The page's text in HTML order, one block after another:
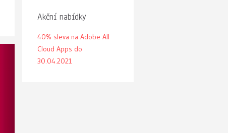
Akční nabídky
40% sleva na Adobe All
Cloud Apps do
30.04.2021